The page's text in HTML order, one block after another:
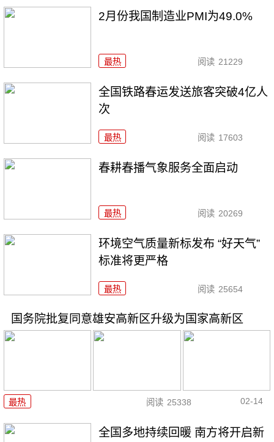
2月份我国制造业PMI为49.0%
最热 阅读 21229
全国铁路春运发送旅客突破4亿人
次
最热 阅读 17603
春耕春播气象服务全面启动
最热 阅读 20269
环境空气质量新标发布 “好天气”
标准将更严格
最热 阅读 25654
国务院批复同意雄安高新区升级为国家高新区
最热 阅读 25338 02-14
全国多地持续回暖 南方将开启新